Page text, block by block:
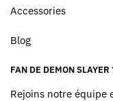
Accessories
Blog
FAN DE DEMON SLAYER
Rejoins notre équipe